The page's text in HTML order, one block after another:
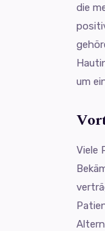
die
um
Viele